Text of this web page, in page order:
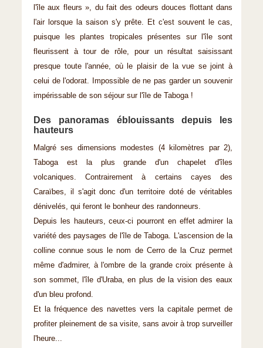
l'île aux fleurs », du fait des odeurs douces flottant dans
l'air lorsque la saison s'y prête. Et c'est souvent le cas,
puisque les plantes tropicales présentes sur l'île sont
fleurissent à tour de rôle, pour un résultat saisissant
presque toute l'année, où le plaisir de la vue se joint à
celui de l'odorat. Impossible de ne pas garder un souvenir
impérissable de son séjour sur l'île de Taboga !
Des panoramas éblouissants depuis les
hauteurs
Malgré ses dimensions modestes (4 kilomètres par 2),
Taboga est la plus grande d'un chapelet d'îles
volcaniques. Contrairement à certains cayes des
Caraïbes, il s'agit donc d'un territoire doté de véritables
dénivelés, qui feront le bonheur des randonneurs.
Depuis les hauteurs, ceux-ci pourront en effet admirer la
variété des paysages de l'île de Taboga. L'ascension de la
colline connue sous le nom de Cerro de la Cruz permet
même d'admirer, à l'ombre de la grande croix présente à
son sommet, l'île d'Uraba, en plus de la vision des eaux
d'un bleu profond.
Et la fréquence des navettes vers la capitale permet de
profiter pleinement de sa visite, sans avoir à trop surveiller
l'heure...